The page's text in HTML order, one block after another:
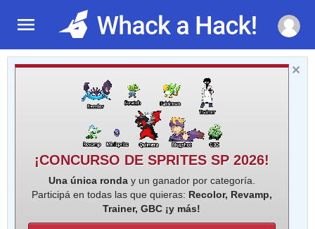
¡CONCURSO DE SPRITES SP 2026!
Una única ronday un ganador por categoría.
Participá en todas las que quieras: Recolor, Revamp,
Trainer, GBC ¡y más!